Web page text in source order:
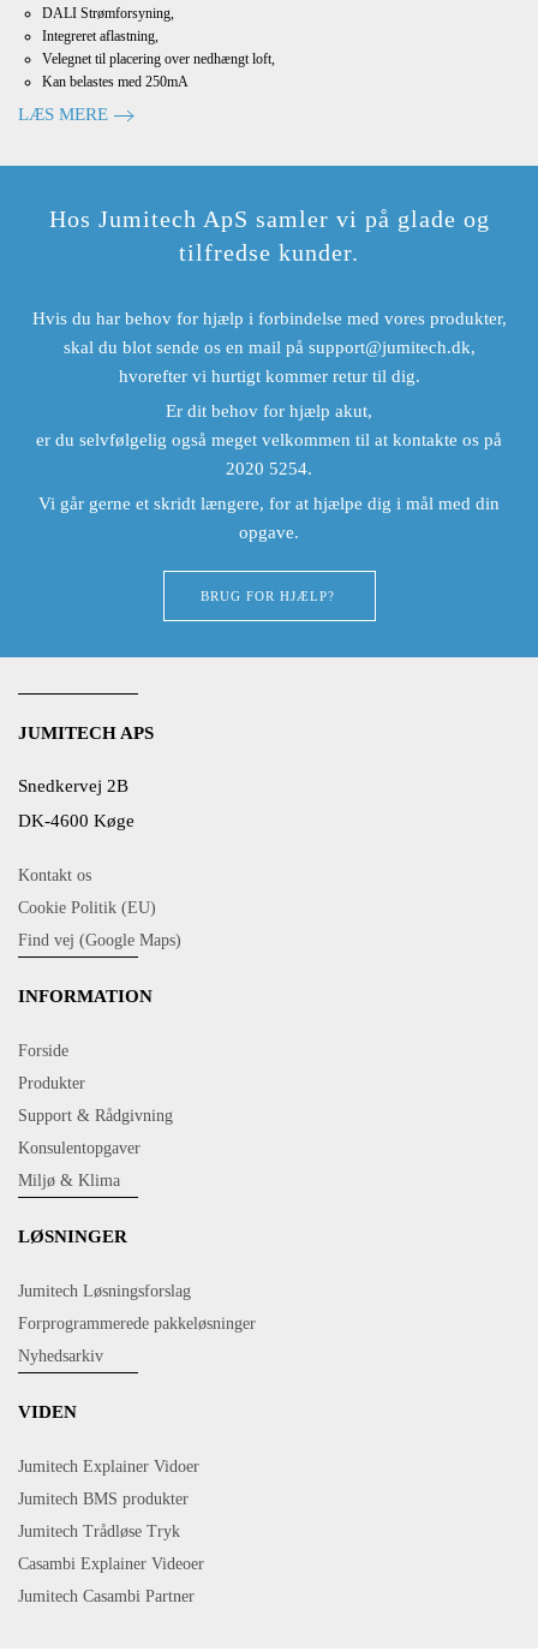
DALI Strømforsyning,
Integreret aflastning,
Velegnet til placering over nedhængt loft,
Kan belastes med 250mA
LÆS MERE
Hos Jumitech ApS samler vi på glade og
tilfredse kunder.
Hvis du har behov for hjælp i forbindelse med vores produkter,
skal du blot sende os en mail på support@jumitech.dk,
hvorefter vi hurtigt kommer retur til dig.
Er dit behov for hjælp akut,
er du selvfølgelig også meget velkommen til at kontakte os på
2020 5254.
Vi går gerne et skridt længere, for at hjælpe dig i mål med din
opgave.
BRUG FOR HJÆLP?
JUMITECH APS
Snedkervej 2B
DK-4600 Køge
Kontakt os
Cookie Politik (EU)
Find vej (Google Maps)
INFORMATION
Forside
Produkter
Support & Rådgivning
Konsulentopgaver
Miljø & Klima
LØSNINGER
Jumitech Løsningsforslag
Forprogrammerede pakkeløsninger
Nyhedsarkiv
VIDEN
Jumitech Explainer Vidoer
Jumitech BMS produkter
Jumitech Trådløse Tryk
Casambi Explainer Videoer
Jumitech Casambi Partner